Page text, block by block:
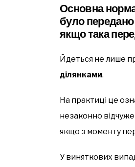
Основна
було передано
якщо така
Йдеться не лише
ділянками.
На практиці це
незаконно
якщо з моменту
У виняткових